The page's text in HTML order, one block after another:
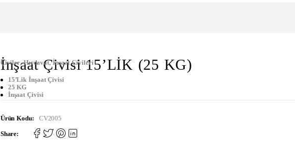
Çiviler,Hırdavat,İnşaat Çivileri
İnşaat Çivisi 15’LİK (25 KG)
15’lik İnşaat Çivisi
25 KG
İnşaat Çivisi
Ürün Kodu: CV2005
Share: